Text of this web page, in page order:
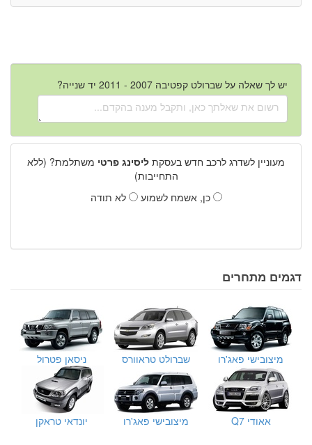
יש לך שאלה על שברולט קפטיבה 2007 - 2011 יד שנייה?
מעוניין לשדרג לרכב חדש בעסקת ליסינג פרטי משתלמת? (ללא
התחייבות)
כן, אשמח לשמוע
לא תודה
דגמים מתחרים
מיצובישי פאג'רו שברולט טראוורס ניסאן פטרול
אאודי Q7 מיצובישי פאג'רו יונדאי טראקן